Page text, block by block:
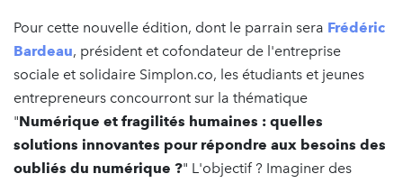
Pour cette nouvelle édition, dont le parrain sera Frédéric
Bardeau, président et cofondateur de l'entreprise
sociale et solidaire Simplon.co, les étudiants et jeunes
entrepreneurs concourront sur la thématique
"Numérique et fragilités humaines : quelles
solutions innovantes pour répondre aux besoins des
oubliés du numérique ?" L'objectif ? Imaginer des